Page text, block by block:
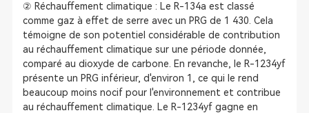
② Réchauffement climatique : Le R-134a est classé
comme gaz à effet de serre avec un PRG de 1 430. Cela
témoigne de son potentiel considérable de contribution
au réchauffement climatique sur une période donnée,
comparé au dioxyde de carbone. En revanche, le R-1234yf
présente un PRG inférieur, d'environ 1, ce qui le rend
beaucoup moins nocif pour l'environnement et contribue
au réchauffement climatique. Le R-1234yf gagne en